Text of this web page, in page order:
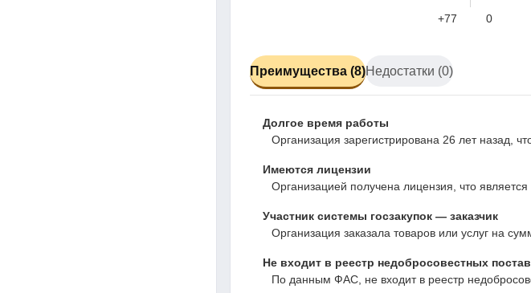
+77 0
Преимущества (8)Недостатки (0)
Долгое время работы
Организация зарегистрирована 26 лет назад,
Имеются лицензии
Организацией получена лицензия, что
Участник системы госзакупок — заказчик
Организация заказала товаров или услуг на
Не входит в реестр недобросовестных
По данным ФАС, не входит в реестр